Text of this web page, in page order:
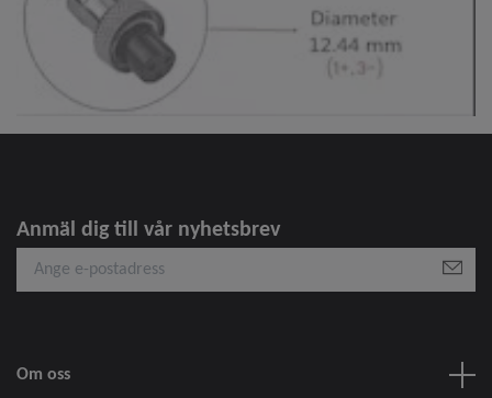
Anmäl dig till vår nyhetsbrev
Om oss